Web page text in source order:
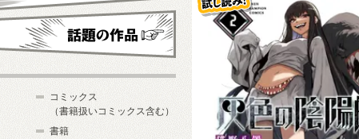
試し読み！
れから発売予定
コミックス
（書籍扱いコミックス含む）
書籍